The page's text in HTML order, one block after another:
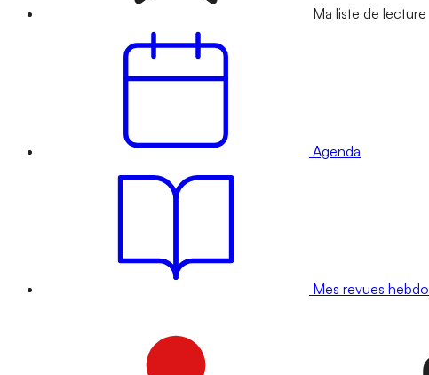
Ma liste de lecture
Agenda
Mes revues hebdo